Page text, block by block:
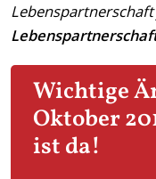
Wichtige
Oktober
ist da!